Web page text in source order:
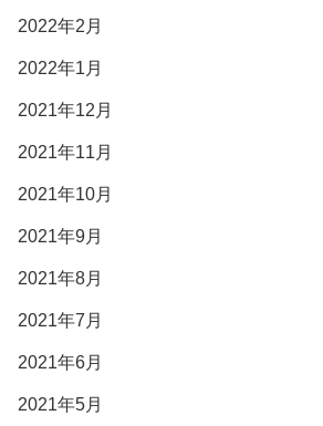
2022年2月
2022年1月
2021年12月
2021年11月
2021年10月
2021年9月
2021年8月
2021年7月
2021年6月
2021年5月